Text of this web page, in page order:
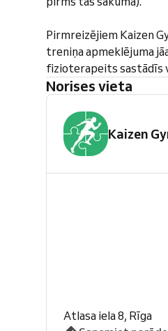
Pirmreizējiem Kaizen
treniņa apmeklējuma
fizioterapeits sastādīs
Norises vieta
Kaizen
Atlasa iela 8, Rīga